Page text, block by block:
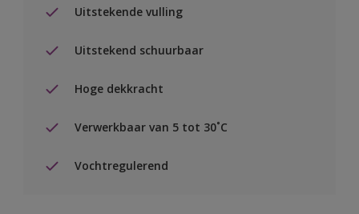
Uitstekende vulling
Uitstekend schuurbaar
Hoge dekkracht
Verwerkbaar van 5 tot 30˚C
Vochtregulerend